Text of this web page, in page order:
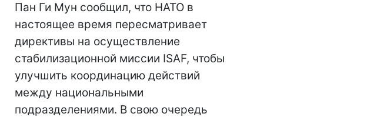
Пан Ги Мун сообщил, что НАТО в
настоящее время пересматривает
директивы на осуществление
стабилизационной миссии ISAF, чтобы
улучшить координацию действий
между национальными
подразделениями. В свою очередь